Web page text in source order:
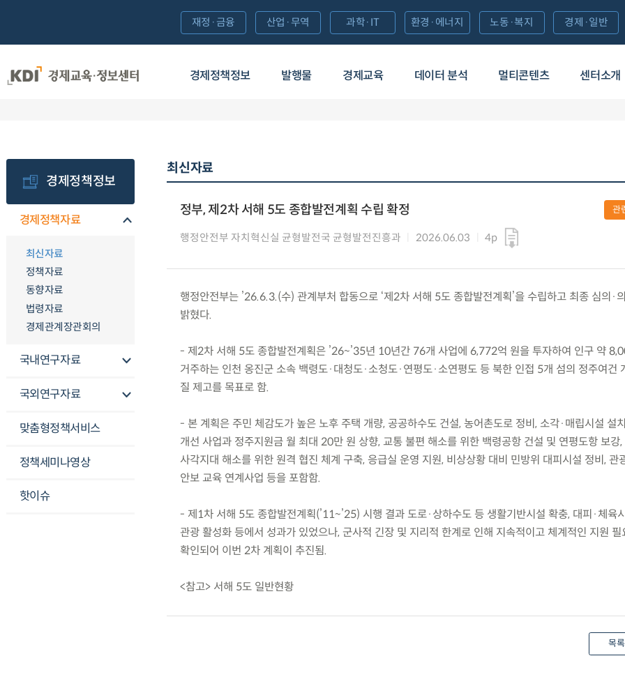
경제정책정보 발행물 경제교육 데이터 분석 멀티콘텐츠 센터소개
재정·금융 산업·무역 과학·IT 환경·에너지 노동·복지 경제·일반
경제정책정보
경제정책자료
최신자료
정책자료
동향자료
법령자료
경제관계장관회의
국내연구자료
국외연구자료
맞춤형정책서비스
정책세미나영상
핫이슈
최신자료
정부, 제2차 서해 5도 종합발전계획 수립 확정
행정안전부 자치혁신실 균형발전국 균형발전진흥과 2026.06.03 4p
관
행정안전부는 ’26.6.3.(수) 관계부처 합동으로 ‘제2차 서해 5도 종합발전계획’을 수립하고 최종 심의·
밝혔다.
- 제2차 서해 5도 종합발전계획은 ’26~’35년 10년간 76개 사업에 6,772억 원을 투자하여 인구 약
거주하는 인천 옹진군 소속 백령도·대청도·소청도·연평도·소연평도 등 북한 인접 5개 섬의 정주여건
질 제고를 목표로 함.
- 본 계획은 주민 체감도가 높은 노후 주택 개량, 공공하수도 건설, 농어촌도로 정비, 소각·매립시설 설
개선 사업과 정주지원금 월 최대 20만 원 상향, 교통 불편 해소를 위한 백령공항 건설 및 연평도항 보강,
사각지대 해소를 위한 원격 협진 체계 구축, 응급실 운영 지원, 비상상황 대비 민방위 대피시설 정비, 관
안보 교육 연계사업 등을 포함함.
- 제1차 서해 5도 종합발전계획(’11~’25) 시행 결과 도로·상하수도 등 생활기반시설 확충, 대피·체육
관광 활성화 등에서 성과가 있었으나, 군사적 긴장 및 지리적 한계로 인해 지속적이고 체계적인 지원 필
확인되어 이번 2차 계획이 추진됨.
<참고> 서해 5도 일반현황
목